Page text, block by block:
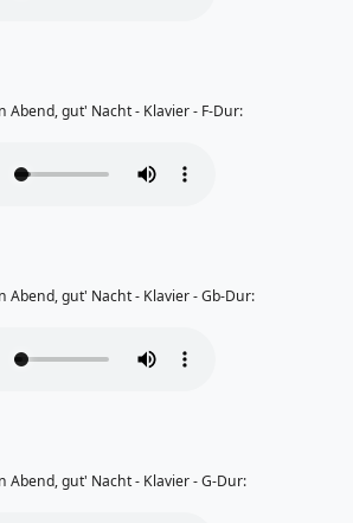
Abend, gut' Nacht - Klavier - F-Dur:
Abend, gut' Nacht - Klavier - Gb-Dur:
Abend, gut' Nacht - Klavier - G-Dur: